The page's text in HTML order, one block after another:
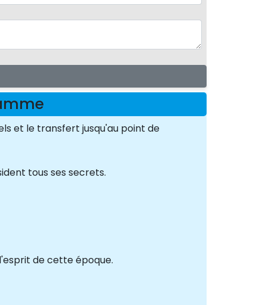
et le transfert jusqu'au point de
tous ses secrets.
de cette époque.